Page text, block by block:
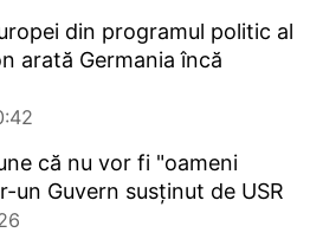
din programul politic al
arată Germania încă
că nu vor fi "oameni
un Guvern susținut de USR